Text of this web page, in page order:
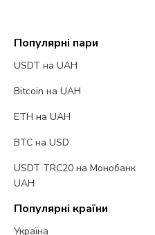
Популярні пари
USDT на UAH
Bitcoin на UAH
ETH на UAH
BTC на USD
USDT TRC20 на Монобанк
UAH
Популярні країни
Україна